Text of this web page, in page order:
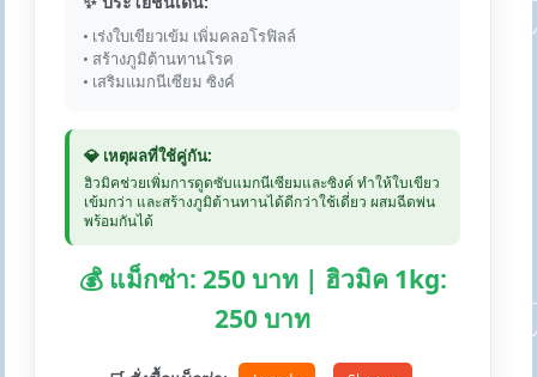
• เร่งใบเขียวเข้ม เพิ่มคลอโรฟิลล์
• สร้างภูมิต้านทานโรค
• เสริมแมกนีเซียม ซิงค์
💎 เหตุผลที่ใช้คู่กัน:
ฮิวมิคช่วยเพิ่มการดูดซับแมกนีเซียมและซิงค์ ทำให้ใบเขียว
เข้มกว่า และสร้างภูมิต้านทานได้ดีกว่าใช้เดี่ยว ผสมฉีดพ่น
พร้อมกันได้
💰 แม็กซ่า: 250 บาท | ฮิวมิค 1kg:
250 บาท